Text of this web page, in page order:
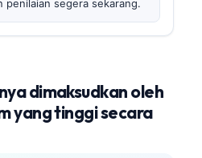
penilaian segera sekarang.
dimaksudkan oleh
yang tinggi secara